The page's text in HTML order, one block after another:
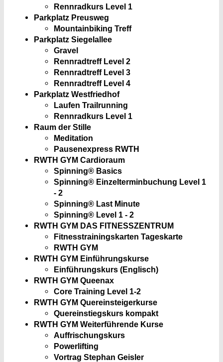
Rennradkurs Level 1
Parkplatz Preusweg
Mountainbiking Treff
Parkplatz Siegelallee
Gravel
Rennradtreff Level 2
Rennradtreff Level 3
Rennradtreff Level 4
Parkplatz Westfriedhof
Laufen Trailrunning
Rennradkurs Level 1
Raum der Stille
Meditation
Pausenexpress RWTH
RWTH GYM Cardioraum
Spinning® Basics
Spinning® Einzelterminbuchung Level 1
- 2
Spinning® Last Minute
Spinning® Level 1 - 2
RWTH GYM DAS FITNESSZENTRUM
Fitnesstrainingskarten Tageskarte
RWTH GYM
RWTH GYM Einführungskurse
Einführungskurs (Englisch)
RWTH GYM Queenax
Core Training Level 1-2
RWTH GYM Quereinsteigerkurse
Quereinstiegskurs kompakt
RWTH GYM Weiterführende Kurse
Auffrischungskurs
Powerlifting
Vortrag Stephan Geisler